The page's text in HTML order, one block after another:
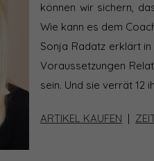
können wir sichern,
Wie kann es dem
Sonja Radatz erklärt
Voraussetzungen
sein. Und sie verrät 12
ARTIKEL KAUFEN